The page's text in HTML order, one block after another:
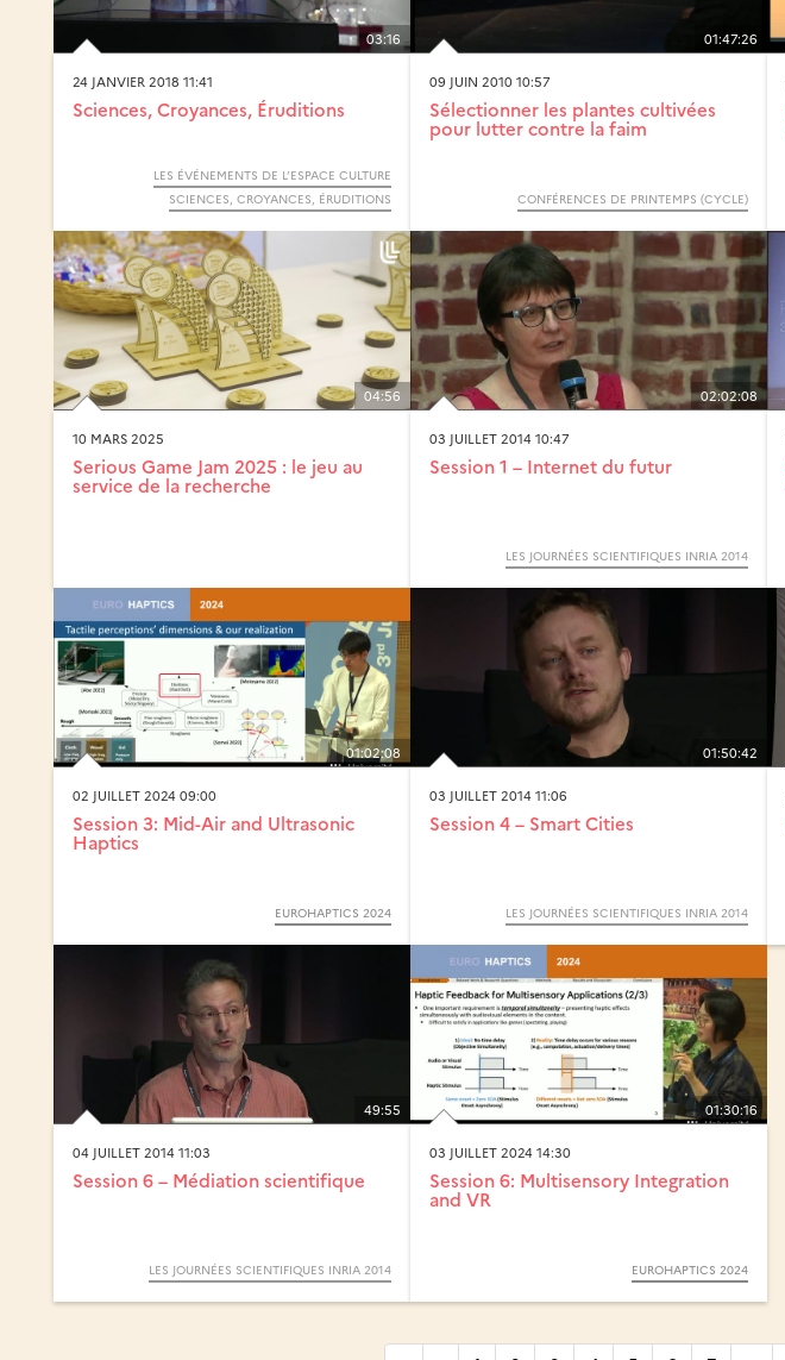
03:16
24 JANVIER 2018 11:41
Sciences, Croyances, Éruditions
LES ÉVÉNEMENTS DE L’ESPACE CULTURE
SCIENCES, CROYANCES, ÉRUDITIONS
01:47:26
09 JUIN 2010 10:57
Sélectionner les plantes cultivées
pour lutter contre la faim
CONFÉRENCES DE PRINTEMPS (CYCLE)
04:56
10 MARS 2025
Serious Game Jam 2025 : le jeu au
service de la recherche
02:02:08
03 JUILLET 2014 10:47
Session 1 – Internet du futur
LES JOURNÉES SCIENTIFIQUES INRIA 2014
01:02:08
02 JUILLET 2024 09:00
Session 3: Mid-Air and Ultrasonic
Haptics
EUROHAPTICS 2024
01:50:42
03 JUILLET 2014 11:06
Session 4 – Smart Cities
LES JOURNÉES SCIENTIFIQUES INRIA 2014
49:55
04 JUILLET 2014 11:03
Session 6 – Médiation scientifique
LES JOURNÉES SCIENTIFIQUES INRIA 2014
01:30:16
03 JUILLET 2024 14:30
Session 6: Multisensory Integration
and VR
EUROHAPTICS 2024